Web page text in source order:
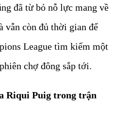
đã từ bỏ nỗ lực mang về
vẫn còn đủ thời gian để
League tìm kiếm một
chợ đông sắp tới.
Riqui Puig trong trận